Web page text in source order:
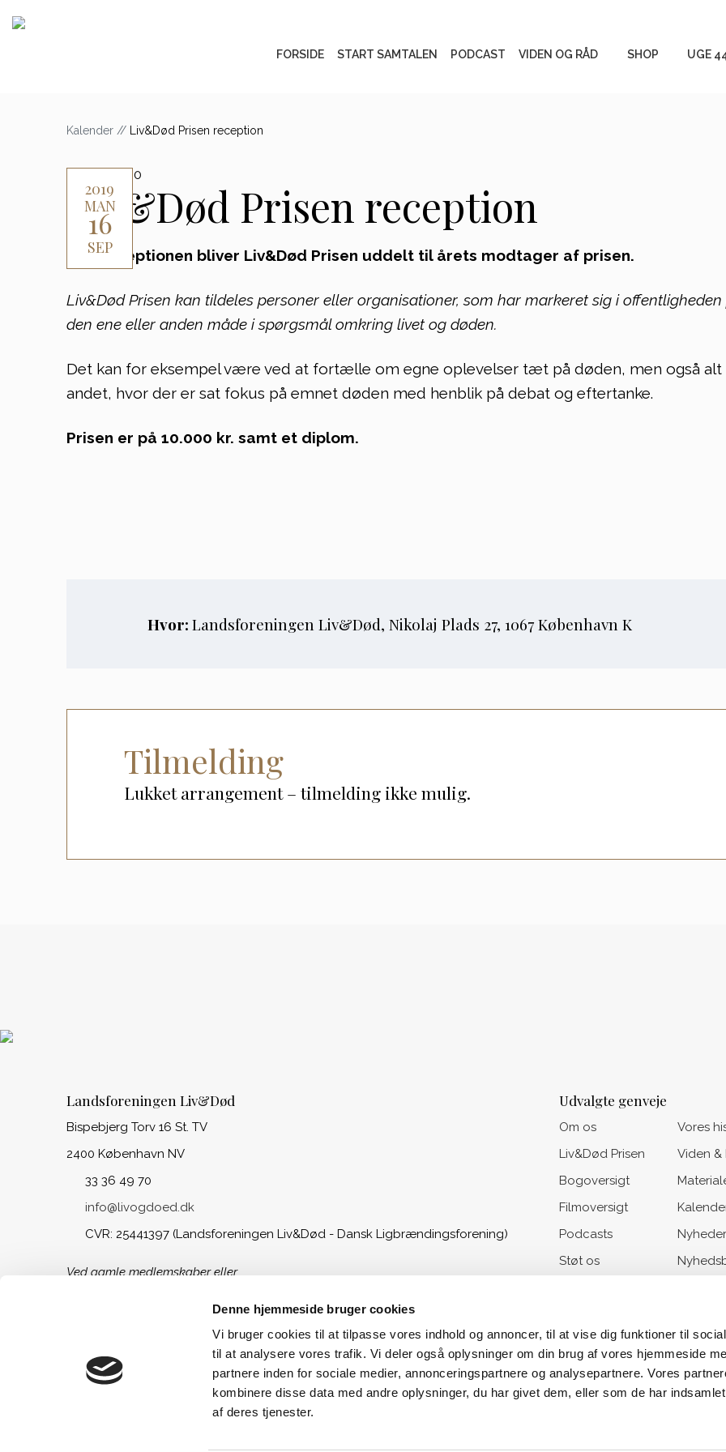
Denne hjemmeside bruger cookies
Vi bruger cookies til at tilpasse vores indhold og annoncer, til at vise dig funktioner til
til at analysere vores trafik. Vi deler også oplysninger om din brug af vores hjemmeside
partnere inden for sociale medier, annonceringspartnere og analysepartnere. Vores
kombinere disse data med andre oplysninger, du har givet dem, eller som de har
af deres tjenester.
FORSIDE START SAMTALEN PODCAST VIDEN OG RÅD
Vigtigt at vide
Sorgreaktioner og hjælp
SHOP UGE
Kalender // Liv&Død Prisen reception
14:00 - 15:30
Liv&Død Prisen reception
Ved receptionen bliver Liv&Død Prisen uddelt til årets modtager af prisen.
Liv&Død Prisen kan tildeles personer eller organisationer, som har markeret sig i offentligheden
den ene eller anden måde i spørgsmål omkring livet og døden.
Det kan for eksempel være ved at fortælle om egne oplevelser tæt på døden, men også alt
andet, hvor der er sat fokus på emnet døden med henblik på debat og eftertanke.
Prisen er på 10.000 kr. samt et diplom.
Hvor:Landsforeningen Liv&Død, Nikolaj Plads 27, 1067 København K
Tilmelding
Lukket arrangement – tilmelding ikke mulig.
2019
MAN
16
SEP
Landsforeningen Liv&Død
Bispebjerg Torv 16 St. TV
2400 København NV
33 36 49 70
info@livogdoed.dk
CVR: 25441397 (Landsforeningen Liv&Død - Dansk Ligbrændingsforening)
Ved gamle medlemskaber eller
venligst Begravelseskassen Danmark
Udvalgte genveje
Om os
Liv&Død Prisen
Bogoversigt
Filmoversigt
Podcasts
Støt os
Vores
Viden &
Nyheder